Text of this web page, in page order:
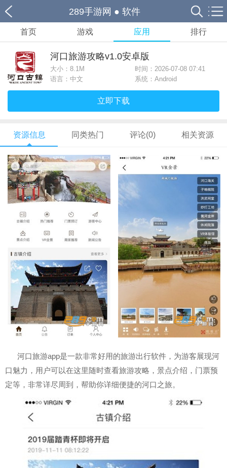
289手游网 ● 软件
首页 游戏 应用 排行
河口旅游攻略v1.0安卓版
大小： 8.1M
时间：2026-07-08 07:41
语言：中文
系统：Android
立即下载
资源信息 同类热门 评论(0) 相关资源
河口旅游app是一款非常好用的旅游出行软件，为游客展现河
口魅力，用户可以在这里随时查看旅游攻略，景点介绍，门票预
定等，非常详尽周到，帮助你详细便捷的河口之旅。